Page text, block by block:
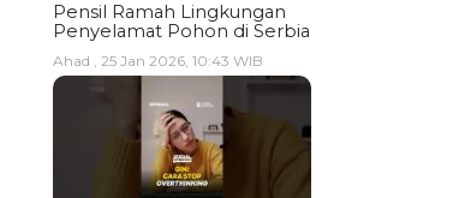
Pensil Ramah Lingkungan
Penyelamat Pohon di Serbia
Ahad , 25 Jan 2026, 10:43 WIB